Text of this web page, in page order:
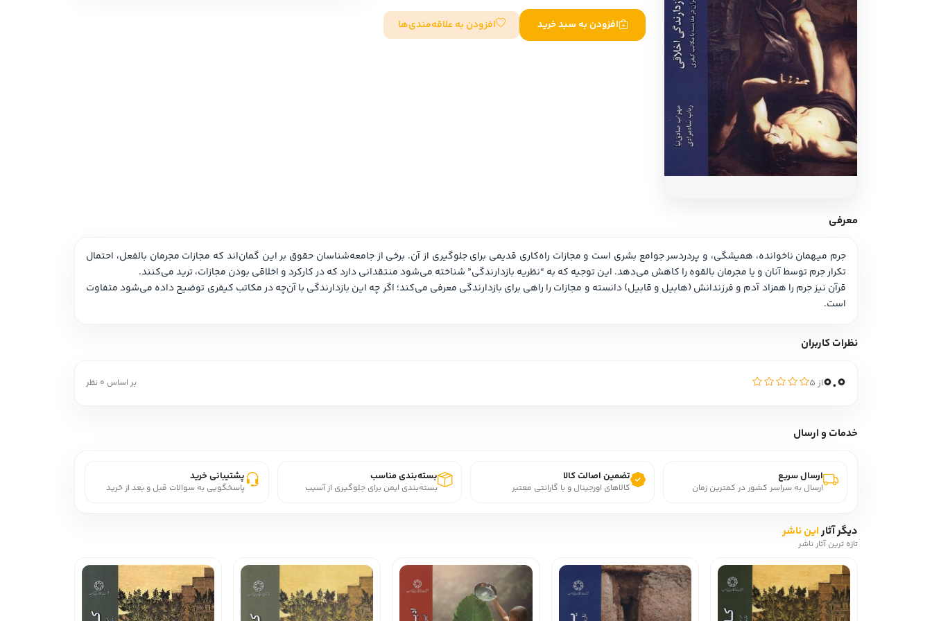
ادبیات آلمان
ادبیات ترکیه
ادبیات آسیا
سایر کشورهای اروپا
ادبیات
جستار و مقاله
زبان شناسی
تاریخ ادبیات
سایر کشورهای اروپاافزودن به سبد خرید افزودن به علاقه‌مندی‌ها
معرفی
تکرار جرم توسط آنان و یا مجرمان بالقوه را کاهش می‌دهد. این توجیه که به “نظریه بازدارندگی” شناخته می‌شود منتقدانی دارد که در کارکرد و اخلاقی بودن مجازات، ترید می‌کنند.
است.
نظرات کاربران
0.0از ۵ بر اساس 0 نظر
خدمات و ارسال
ارسال سریع
ارسال به سراسر کشور در کمترین زمان
تضمین اصالت کالا
کالاهای اورجینال و با گارانتی معتبر
بسته‌بندی مناسب
بسته‌بندی ایمن برای جلوگیری از آسیب
پشتیبانی خرید
پاسخگویی به سوالات قبل و بعد از خرید
دیگر آثاراین ناشر
تازه ترین آثار ناشر